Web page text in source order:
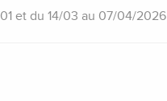
et du 14/03 au 07/04/2026